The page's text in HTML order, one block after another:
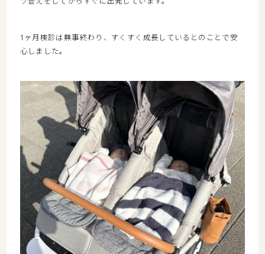
1 ヶ月検診は無事終わり、すくすく成長しているとのことで安
心しました。